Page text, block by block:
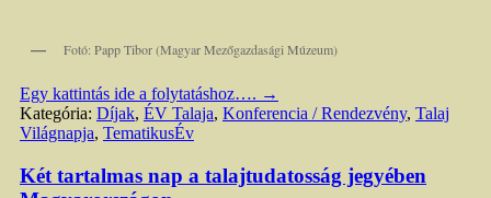
Fotó: Papp Tibor (Magyar Mezőgazdasági Múzeum)
Egy kattintás ide a folytatáshoz…. →
Kategória: Díjak, ÉV Talaja, Konferencia / Rendezvény, Talaj
Világnapja, TematikusÉv
Két tartalmas nap a talajtudatosság jegyében